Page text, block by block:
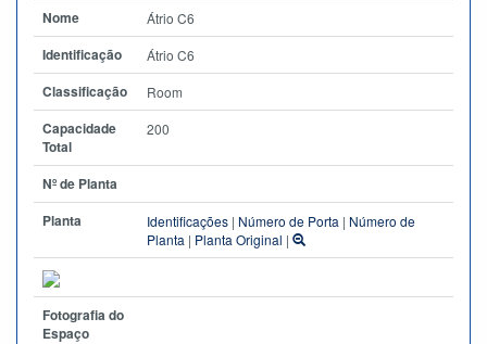
Nome
Átrio C6
Identificação Átrio C6
Classificação Room
Capacidade
Total
200
Nº de Planta
Planta
Identificações | Número de Porta | Número de
Planta | Planta Original |
Fotografia do
Espaço